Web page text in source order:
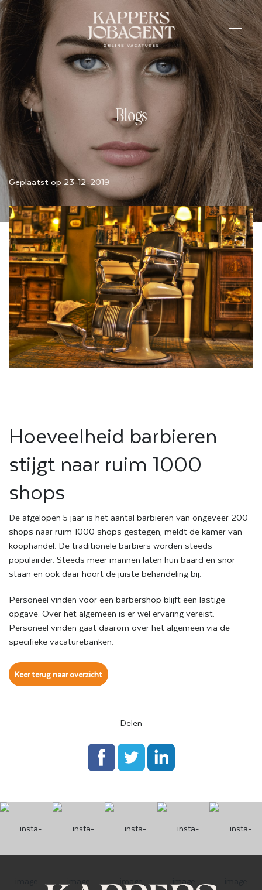
Blogs
Geplaatst op 23-12-2019
Hoeveelheid barbieren
stijgt naar ruim 1000
shops
De afgelopen 5 jaar is het aantal barbieren van ongeveer 200
shops naar ruim 1000 shops gestegen, meldt de kamer van
koophandel. De traditionele barbiers worden steeds
populairder. Steeds meer mannen laten hun baard en snor
staan en ook daar hoort de juiste behandeling bij.
Personeel vinden voor een barbershop blijft een lastige
opgave. Over het algemeen is er wel ervaring vereist.
Personeel vinden gaat daarom over het algemeen via de
specifieke vacaturebanken.
Keer terug naar overzicht
Delen